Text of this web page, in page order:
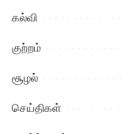
கல்வி
குற்றம்
சூழல்
செய்திகள்